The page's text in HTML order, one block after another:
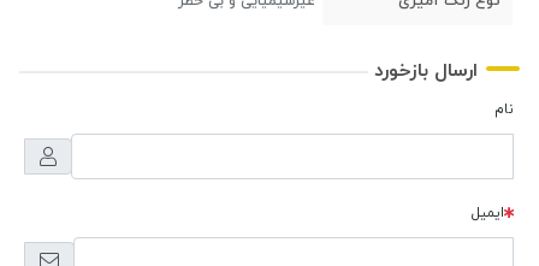
ارسال بازخورد
نام
ایمیل